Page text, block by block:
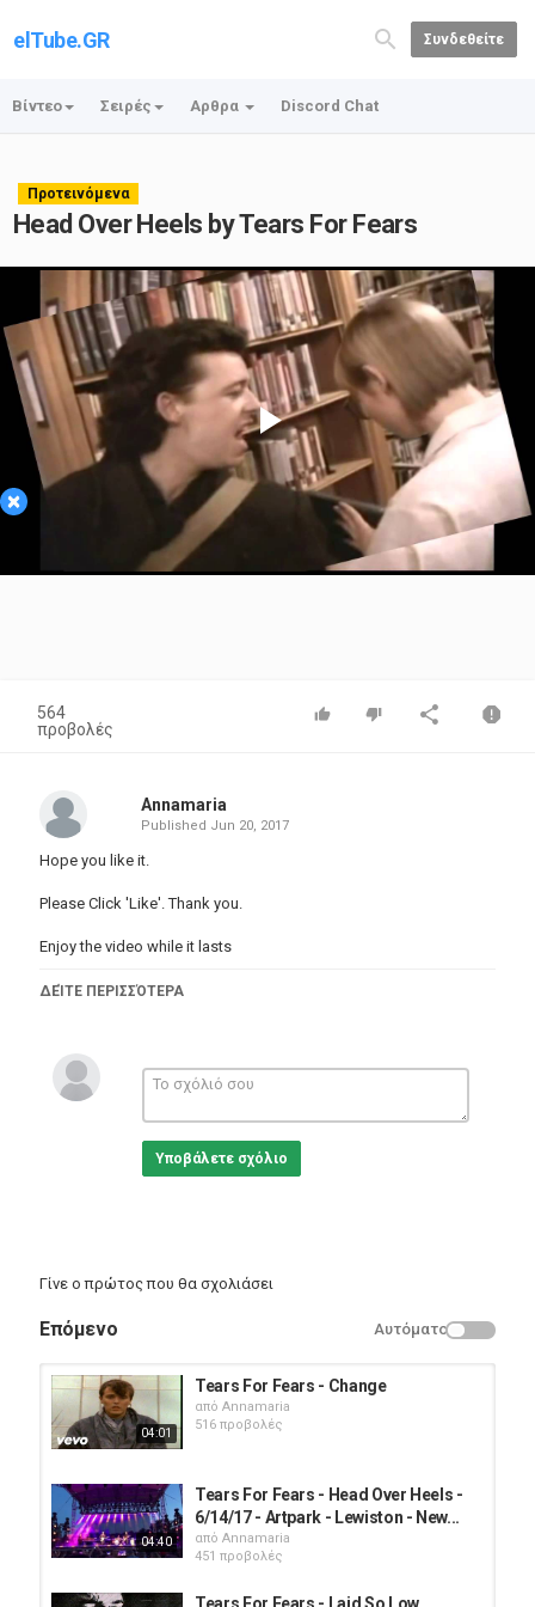
elTube.GR Συνδεθείτε
Βίντεο Σειρές Αρθρα Discord Chat
Προτεινόμενα
Head Over Heels by Tears For Fears
×
Play
Video
564
προβολές
Annamaria
Published Jun 20, 2017
Hope you like it.
Please Click 'Like'. Thank you.
Enjoy the video while it lasts
ΔΕΊΤΕ ΠΕΡΙΣΣΌΤΕΡΑ
Υποβάλετε σχόλιο
Γίνε ο πρώτος που θα σχολιάσει
Επόμενο Αυτόματο
04:01
Tears For Fears - Change
από Annamaria
516 προβολές
04:40
Tears For Fears - Head Over Heels -
6/14/17 - Artpark - Lewiston - New...
από Annamaria
451 προβολές
Tears For Fears - Laid So Low